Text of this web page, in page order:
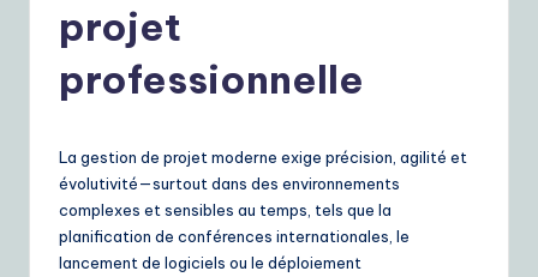
Y
o
projet
professionnelle
La gestion de projet moderne exige précision, agilité et
évolutivité—surtout dans des environnements
complexes et sensibles au temps, tels que la
planification de conférences internationales, le
lancement de logiciels ou le déploiement